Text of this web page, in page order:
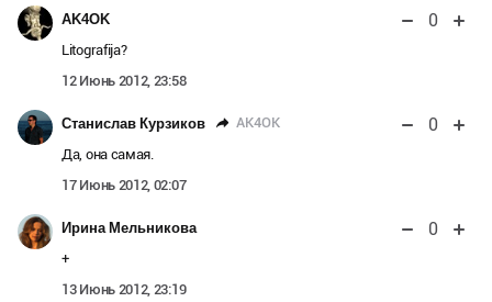
AK4OK 0
Litografija?
12 Июнь 2012, 23:58
Станислав Курзиков AK4OK 0
Да, она самая.
17 Июнь 2012, 02:07
Ирина Мельникова 0
+
13 Июнь 2012, 23:19